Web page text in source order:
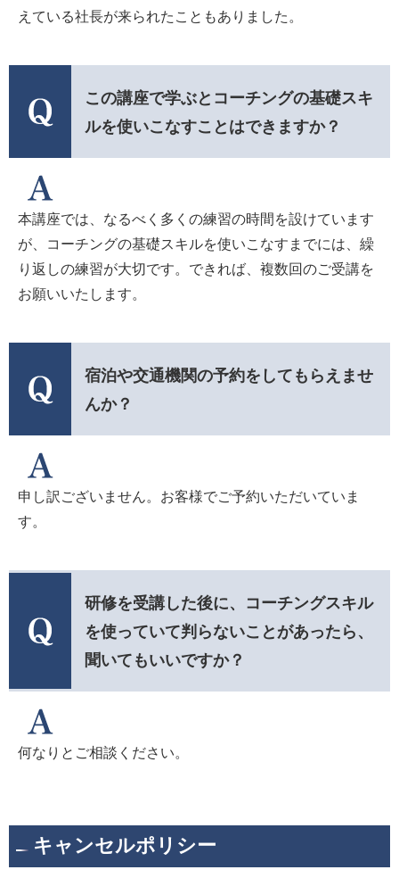
えている社長が来られたこともありました。
この講座で学ぶとコーチングの基礎スキ
ルを使いこなすことはできますか？
本講座では、なるべく多くの練習の時間を設けています
が、コーチングの基礎スキルを使いこなすまでには、繰
り返しの練習が大切です。できれば、複数回のご受講を
お願いいたします。
宿泊や交通機関の予約をしてもらえませ
んか？
申し訳ございません。お客様でご予約いただいていま
す。
研修を受講した後に、コーチングスキル
を使っていて判らないことがあったら、
聞いてもいいですか？
何なりとご相談ください。
キャンセルポリシー